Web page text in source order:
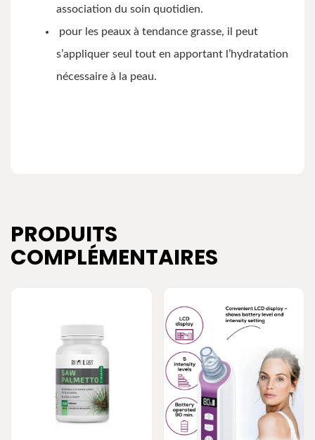
association du soin quotidien.
pour les peaux à tendance grasse, il peut
s’appliquer seul tout en apportant l’hydratation
nécessaire à la peau.
PRODUITS
COMPLÉMENTAIRES